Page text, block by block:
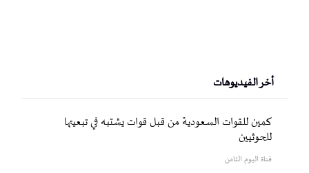
أخر الفيديوهات
كمين للقوات السعودية من قبل قوات يشتبه في تبعيتها
للحوثيين
قناة اليوم الثامن